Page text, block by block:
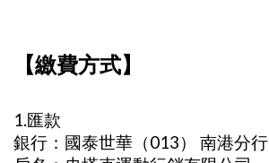
【繳費方式】
1.匯款
銀行：國泰世華（013） 南港分行